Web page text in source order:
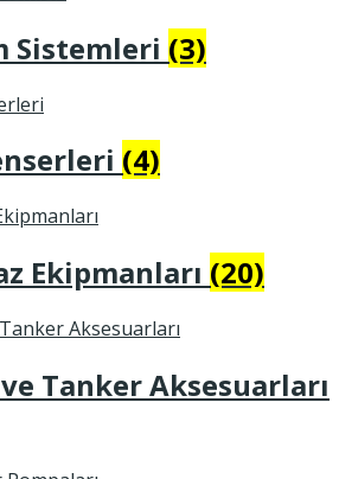
Sistemleri (3)
(4)
Ekipmanları (20)
Tanker Aksesuarları